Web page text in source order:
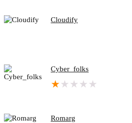
Cloudify
Cyber_folks
★ ★ ★ ★ ★
Romarg